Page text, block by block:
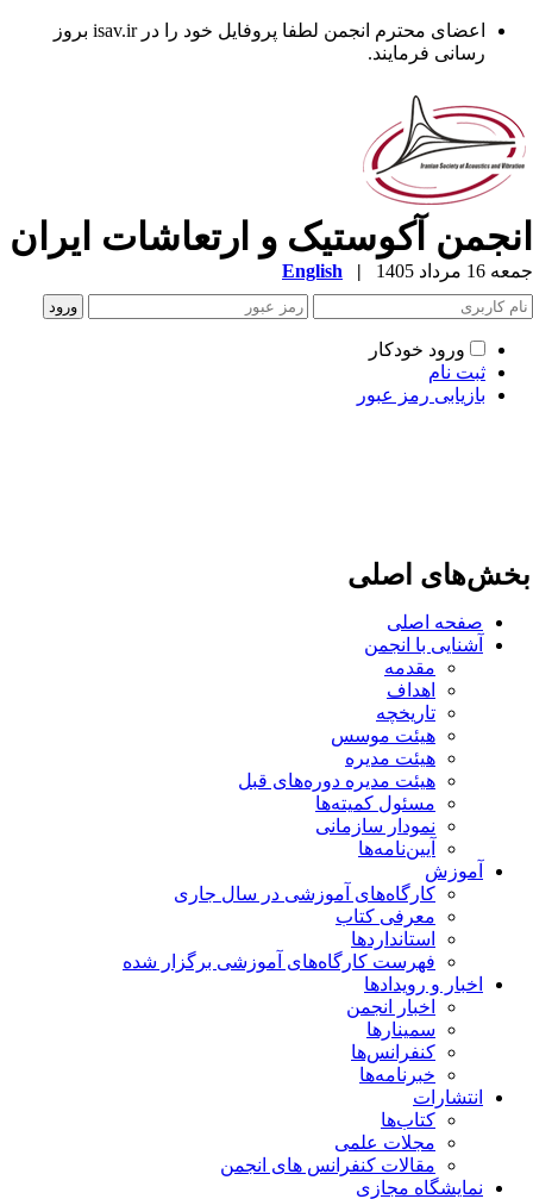
اعضای محترم انجمن لطفا پروفایل خود را در isav.ir بروز
رسانی فرمایند.
آکوستیک و ارتعاشات ایران
مرداد 1405 |
English
ورود خودکار
ثبت نام
بازیابی رمز عبور
اصلی
صفحه اصلی
آشنایی با انجمن
مقدمه
اهداف
تاریخچه
هیئت موسس
هیئت مدیره
هیئت مدیره دوره‌های قبل
مسئول کمیته‌ها
نمودار سازمانی
آیین‌نامه‌ها
آموزش
کارگاه‌های آموزشی در سال جاری
معرفی کتاب
استانداردها
فهرست کارگاه‌های آموزشی برگزار شده
اخبار و رویدادها
اخبار انجمن
سمینارها
کنفرانس‌ها
خبرنامه‌ها
انتشارات
کتاب‌ها
مجلات علمی
مقالات کنفرانس های انجمن
نمایشگاه مجازی